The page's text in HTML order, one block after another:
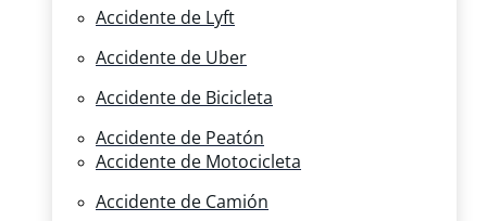
Accidente de Lyft
Accidente de Uber
Accidente de Bicicleta
Accidente de Peatón
Accidente de Motocicleta
Accidente de Camión